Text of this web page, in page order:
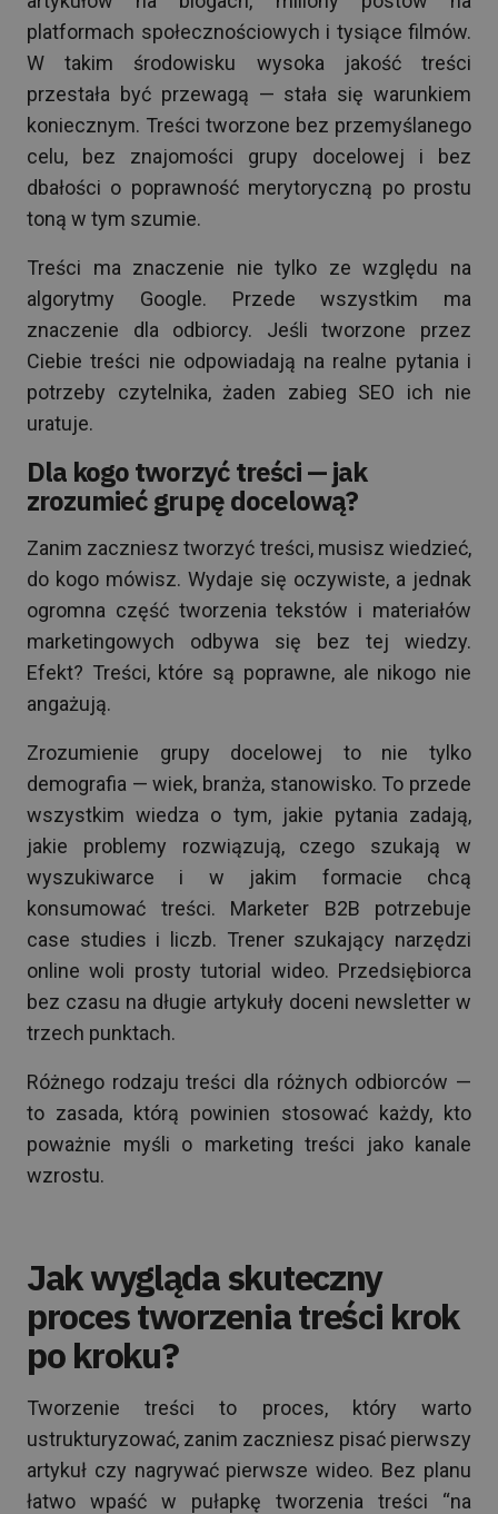
platformach społecznościowych i tysiące filmów.
W takim środowisku wysoka jakość treści
przestała być przewagą — stała się warunkiem
koniecznym. Treści tworzone bez przemyślanego
celu, bez znajomości grupy docelowej i bez
dbałości o poprawność merytoryczną po prostu
toną w tym szumie.
Treści ma znaczenie nie tylko ze względu na
algorytmy Google. Przede wszystkim ma
znaczenie dla odbiorcy. Jeśli tworzone przez
Ciebie treści nie odpowiadają na realne pytania i
potrzeby czytelnika, żaden zabieg SEO ich nie
uratuje.
Dla kogo tworzyć treści — jak
zrozumieć grupę docelową?
Zanim zaczniesz tworzyć treści, musisz wiedzieć,
do kogo mówisz. Wydaje się oczywiste, a jednak
ogromna część tworzenia tekstów i materiałów
marketingowych odbywa się bez tej wiedzy.
Efekt? Treści, które są poprawne, ale nikogo nie
angażują.
Zrozumienie grupy docelowej to nie tylko
demografia — wiek, branża, stanowisko. To przede
wszystkim wiedza o tym, jakie pytania zadają,
jakie problemy rozwiązują, czego szukają w
wyszukiwarce i w jakim formacie chcą
konsumować treści. Marketer B2B potrzebuje
case studies i liczb. Trener szukający narzędzi
online woli prosty tutorial wideo. Przedsiębiorca
bez czasu na długie artykuły doceni newsletter w
trzech punktach.
Różnego rodzaju treści dla różnych odbiorców —
to zasada, którą powinien stosować każdy, kto
poważnie myśli o marketing treści jako kanale
wzrostu.
Jak wygląda skuteczny
proces tworzenia treści krok
po kroku?
Tworzenie treści to proces, który warto
ustrukturyzować, zanim zaczniesz pisać pierwszy
artykuł czy nagrywać pierwsze wideo. Bez planu
łatwo wpaść w pułapkę tworzenia treści “na